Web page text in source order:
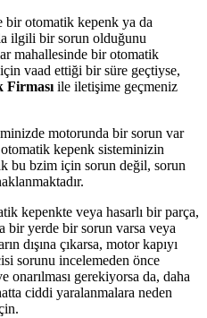
bir otomatik kepenk ya da
ilgili bir sorun olduğunu
mahallesinde bir otomatik
vaad ettiği bir süre geçtiyse,
ile iletişime geçmeniz
motorunda bir sorun var
kepenk sisteminizin
bu bzim için sorun değil, sorun
kepenkte veya hasarlı bir parça,
bir yerde bir sorun varsa veya
dışına çıkarsa, motor kapıyı
sorunu incelemeden önce
onarılması gerekiyorsa da, daha
ciddi yaralanmalara neden